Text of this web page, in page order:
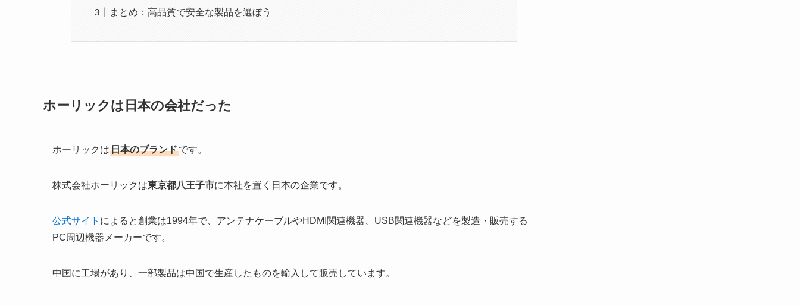
まとめ：高品質で安全な製品を選ぼう
ホーリックは日本の会社だった
ホーリックは日本のブランドです。
株式会社ホーリックは東京都八王子市に本社を置く日本の企業です。
公式サイト によると創業は1994年で、アンテナケーブルやHDMI関連機器、USB関連機器などを製造・販売する
PC周辺機器メーカーです。
中国に工場があり、一部製品は中国で生産したものを輸入して販売しています。